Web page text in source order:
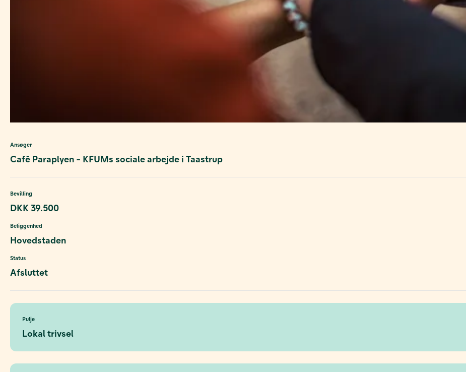
Ansøger
Café Paraplyen - KFUMs sociale arbejde i Taastrup
Bevilling
DKK 39.500
Beliggenhed
Hovedstaden
Status
Afsluttet
Pulje
Lokal trivsel